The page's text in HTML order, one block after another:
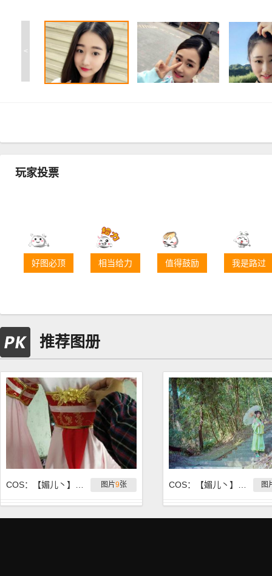
<
玩家投票
好图必顶 相当给力 值得鼓励 我是路过
推荐图册
图片9张 图